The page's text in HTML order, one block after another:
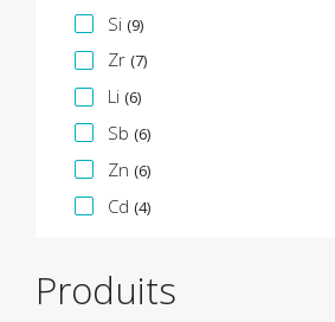
Si (9)
Zr (7)
Li (6)
Sb (6)
Zn (6)
Cd (4)
Produits